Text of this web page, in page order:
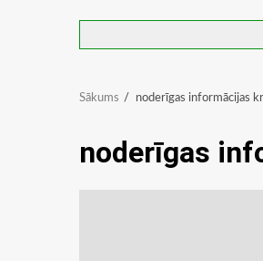
Sākums noderīgas informācijas
noderīgas